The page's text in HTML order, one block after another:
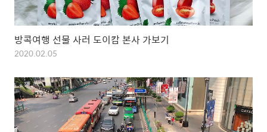
방콕여행 선물 사러 도이캄 본사 가보기
2020.02.05